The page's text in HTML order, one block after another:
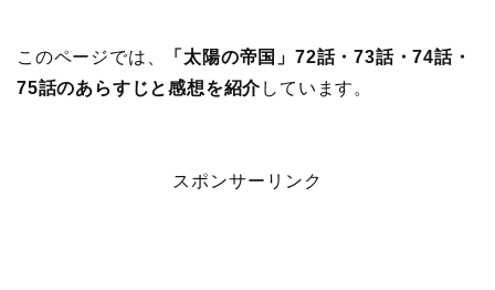
このページでは、
「太陽の帝国」72話・73話・74話・
75話のあらすじと感想を紹介しています。
スポンサーリンク